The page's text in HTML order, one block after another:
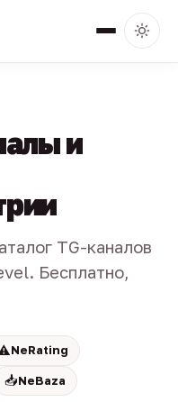
и
TG-каналов
Бесплатно,
NeRating
📥NeBaza